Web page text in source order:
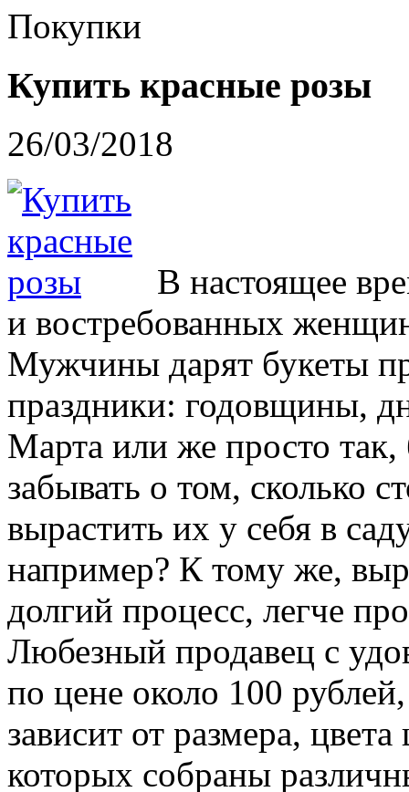
Покупки
Купить красные розы
26/03/2018
В настоящее
и востребованных
Мужчины дарят букеты
праздники: годовщины,
Марта или же просто так,
забывать о том, сколько
вырастить их у себя в
например? К тому же,
долгий процесс, легче
Любезный продавец с
по цене около 100
зависит от размера,
которых собраны